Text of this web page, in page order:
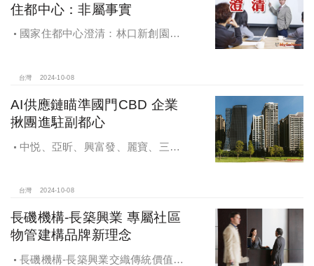
住都中心：非屬事實
國家住都中心澄清：林口新創園秉
台灣 2024-10-08
AI供應鏈瞄準國門CBD 企業
揪團進駐副都心
中悦、亞昕、興富發、麗寶、三發
未來還陸續有超過7萬坪辦公樓面積新
供給。
台灣 2024-10-08
長磯機構-長築興業 專屬社區
物管建構品牌新理念
長磯機構-長築興業交織傳統價值與